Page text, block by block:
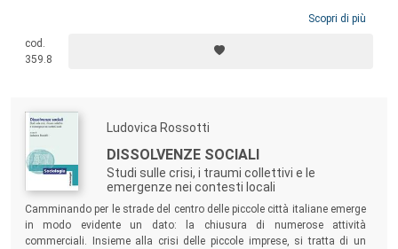
Scopri di più
cod.
359.8
Ludovica Rossotti
DISSOLVENZE SOCIALI
Studi sulle crisi, i traumi collettivi e le
emergenze nei contesti locali
Camminando per le strade del centro delle piccole città italiane emerge
in modo evidente un dato: la chiusura di numerose attività
commerciali. Insieme alla crisi delle piccole imprese, si tratta di un